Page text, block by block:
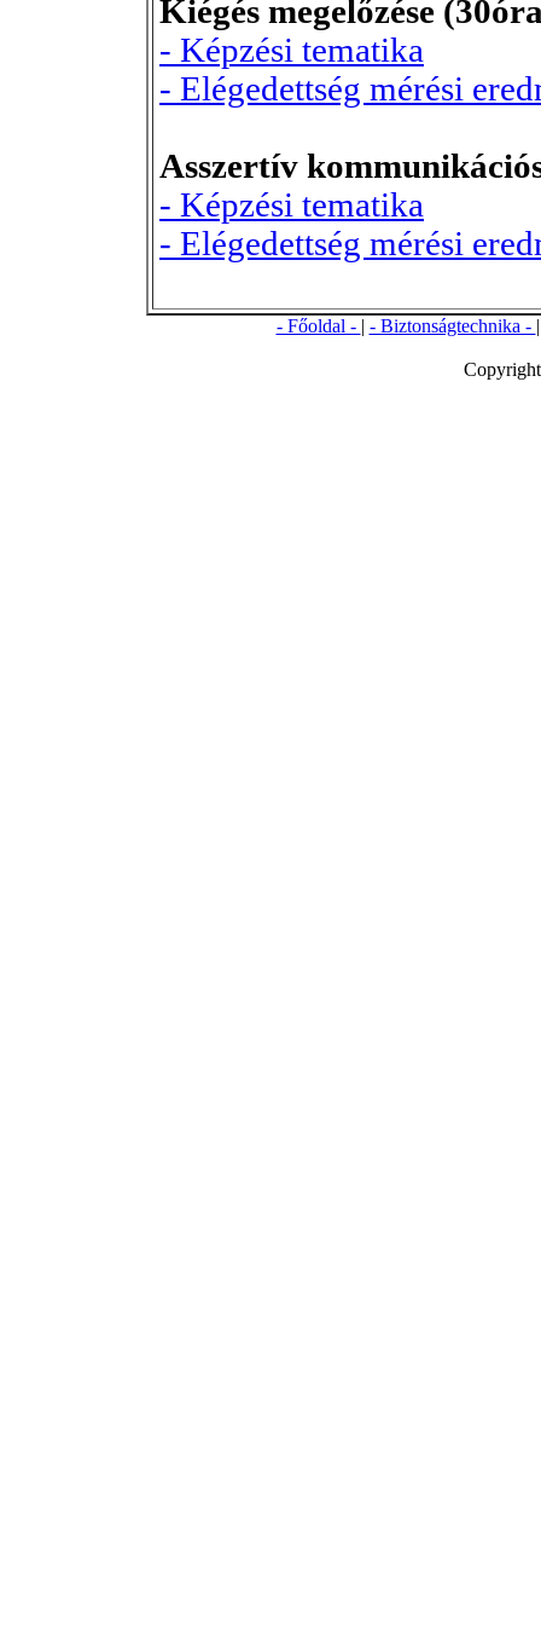
Kiégés megelőzése
- Képzési tematika
- Elégedettség mérési
Asszertív
- Képzési tematika
- Elégedettség mérési
- Főoldal - | - Biztonságtechnika -